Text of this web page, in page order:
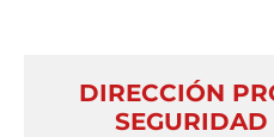
DIRECCIÓN